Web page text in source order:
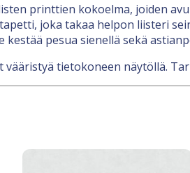
printtien kokoelma, joiden
joka takaa helpon liisteri
pesua sienellä sekä
tietokoneen näytöllä.